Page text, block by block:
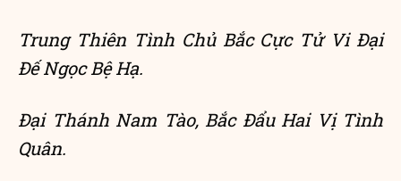
Trung Thiên Tình Chủ Bắc Cực Tử Vi Đại
Đế Ngọc Bệ Hạ.
Đại Thánh Nam Tào, Bắc Đẩu Hai Vị Tình
Quân.